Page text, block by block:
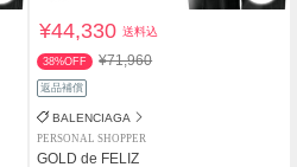
¥44,330送料込
38%OFF ¥71,960
返品補償
BALENCIAGA
PERSONAL SHOPPER
GOLD de FELIZ